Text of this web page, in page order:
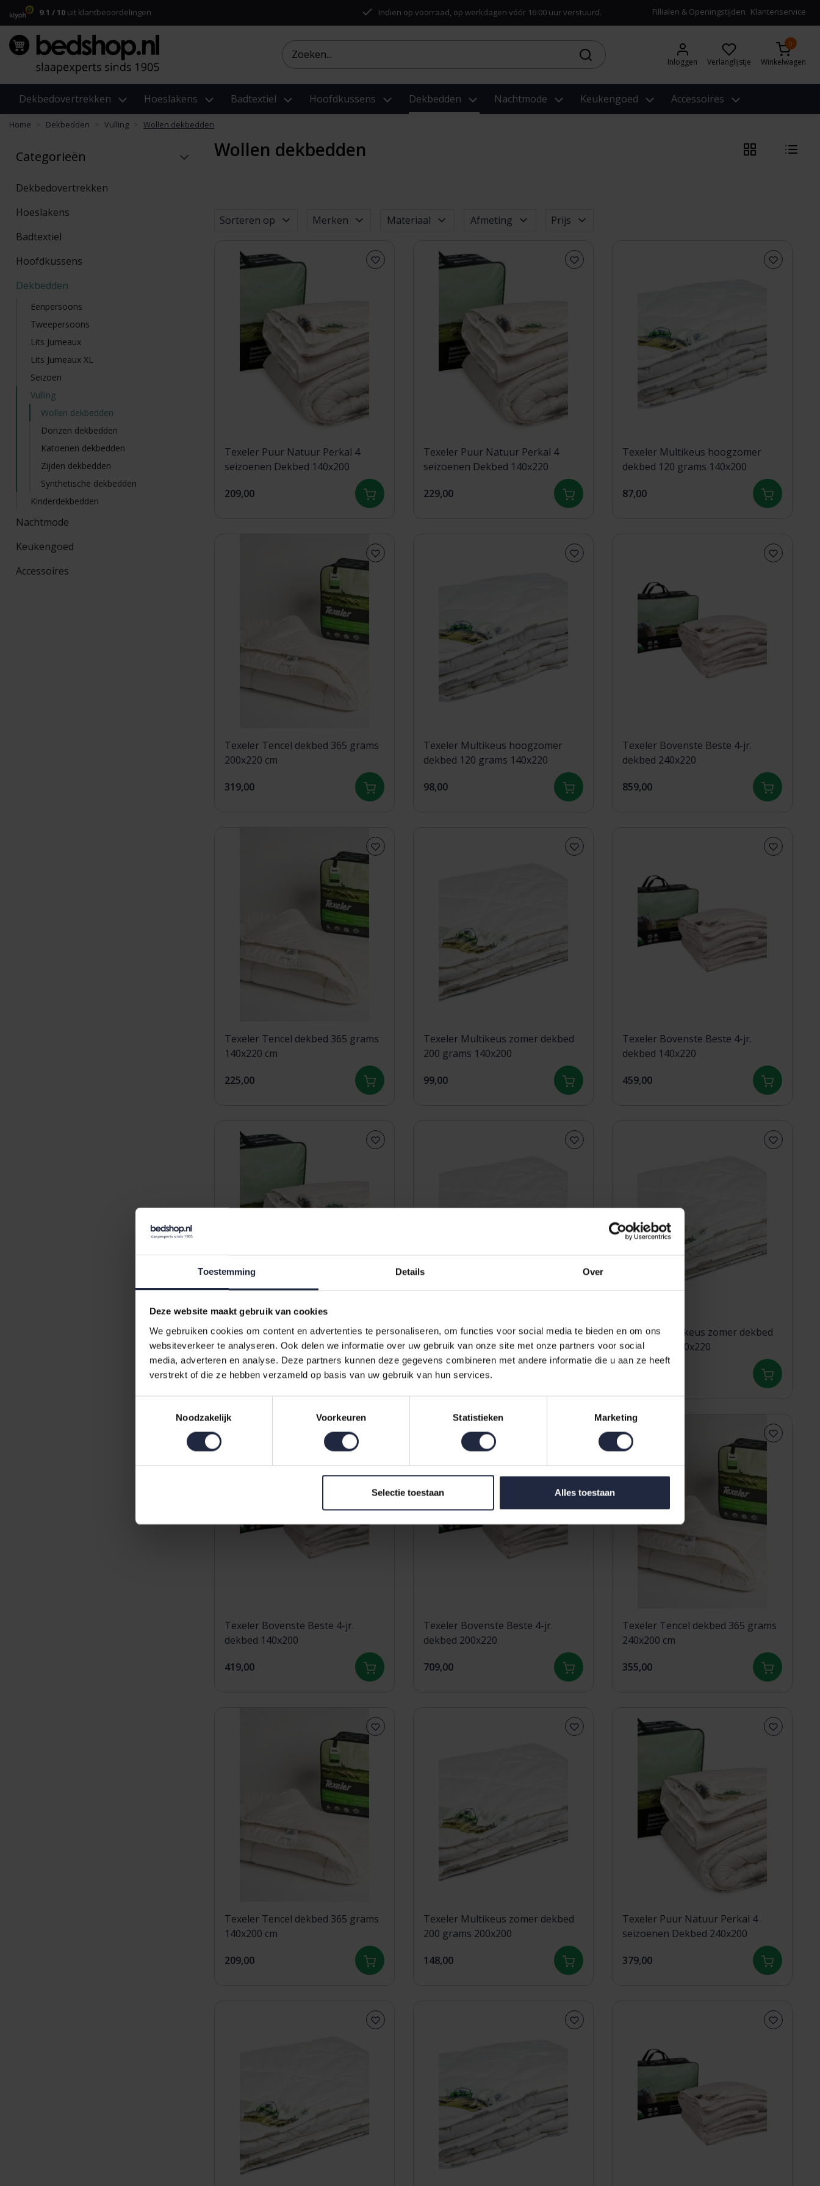
Toestemming Details Over
Deze website maakt gebruik van cookies
We gebruiken cookies om content en advertenties te personaliseren, om functies voor social media te bieden en om ons
websiteverkeer te analyseren. Ook delen we informatie over uw gebruik van onze site met onze partners voor social
media, adverteren en analyse. Deze partners kunnen deze gegevens combineren met andere informatie die u aan ze heeft
verstrekt of die ze hebben verzameld op basis van uw gebruik van hun services.
Noodzakelijk
Voorkeuren Statistieken Marketing
Selectie toestaan Alles toestaan
9.1 / 10 uit klantbeoordelingen Indien op voorraad, op werkdagen vóór 16:00 uur verstuurd. Fillialen & Openingstijden Klantenservice
Inloggen Verlanglijstje
0
Winkelwagen
Dekbedovertrekken Hoeslakens Badtextiel Hoofdkussens Dekbedden Nachtmode Keukengoed Accessoires
Home Dekbedden Vulling Wollen dekbedden
Categorieën
Dekbedovertrekken
Hoeslakens
Badtextiel
Hoofdkussens
Dekbedden
Eenpersoons
Tweepersoons
Lits Jumeaux
Lits Jumeaux XL
Seizoen
Vulling
Wollen dekbedden
Donzen dekbedden
Katoenen dekbedden
Zijden dekbedden
Synthetische dekbedden
Kinderdekbedden
Nachtmode
Keukengoed
Accessoires
Wollen dekbedden
Sorteren op Merken Materiaal Afmeting Prijs
Texeler Puur Natuur Perkal 4
seizoenen Dekbed 140x200
209,00
Texeler Puur Natuur Perkal 4
seizoenen Dekbed 140x220
229,00
Texeler Multikeus hoogzomer
dekbed 120 grams 140x200
87,00
Texeler Tencel dekbed 365 grams
200x220 cm
319,00
Texeler Multikeus hoogzomer
dekbed 120 grams 140x220
98,00
Texeler Bovenste Beste 4-jr.
dekbed 240x220
859,00
Texeler Tencel dekbed 365 grams
140x220 cm
225,00
Texeler Multikeus zomer dekbed
200 grams 140x200
99,00
Texeler Bovenste Beste 4-jr.
dekbed 140x220
459,00
Texeler Puur Natuur Perkal 4
seizoenen Dekbed 200x220
345,00
Texeler Multikeus zomer dekbed
200 grams 240x200
185,00
Texeler Multikeus zomer dekbed
200 grams 140x220
Texeler Bovenste Beste 4-jr.
dekbed 140x200
419,00
Texeler Bovenste Beste 4-jr.
dekbed 200x220
709,00
Texeler Tencel dekbed 365 grams
240x200 cm
355,00
Texeler Tencel dekbed 365 grams
140x200 cm
209,00
Texeler Multikeus zomer dekbed
200 grams 200x200
148,00
Texeler Puur Natuur Perkal 4
seizoenen Dekbed 240x200
379,00